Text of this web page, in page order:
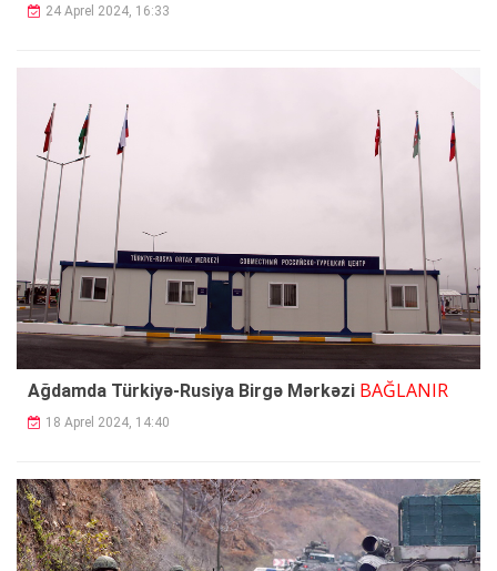
24 Aprel 2024, 16:33
Ağdamda Türkiyə-Rusiya Birgə Mərkəzi BAĞLANIR
18 Aprel 2024, 14:40